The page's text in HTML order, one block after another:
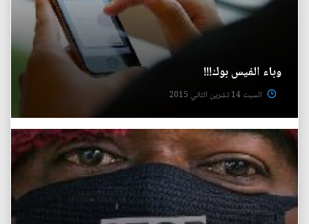
وباء الفيس بوك!!!
السبت 14 تشرين الثاني 2015